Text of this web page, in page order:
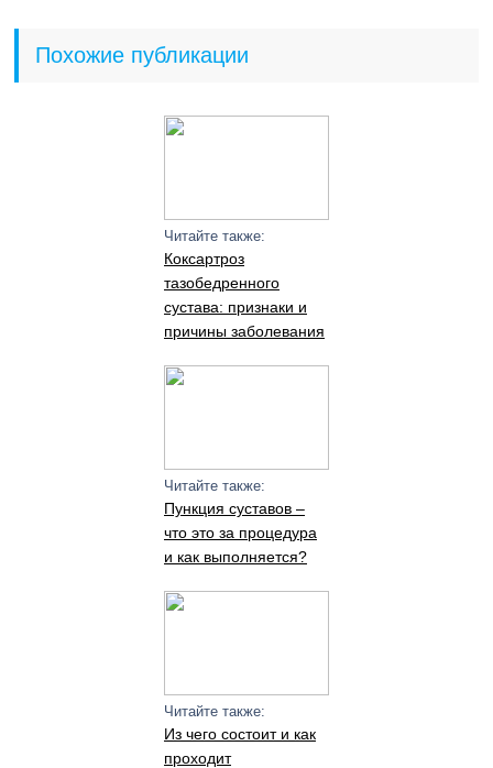
Похожие публикации
Читайте также:
Коксартроз
тазобедренного
сустава: признаки и
причины заболевания
Читайте также:
Пункция суставов –
что это за процедура
и как выполняется?
Читайте также:
Из чего состоит и как
проходит